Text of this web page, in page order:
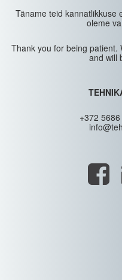
Täname teid kannatlikkuse
oleme
Thank you for being patient.
and will
+372